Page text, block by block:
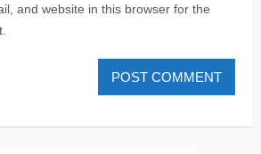
and website in this browser for the